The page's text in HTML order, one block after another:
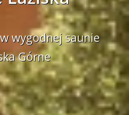
wygodnej saunie
Górne